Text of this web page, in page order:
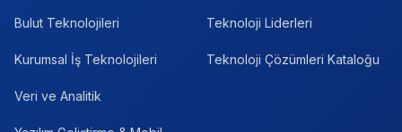
Bulut Teknolojileri
Kurumsal İş Teknolojileri
Veri ve Analitik
Teknoloji Liderleri
Teknoloji Çözümleri Kataloğu